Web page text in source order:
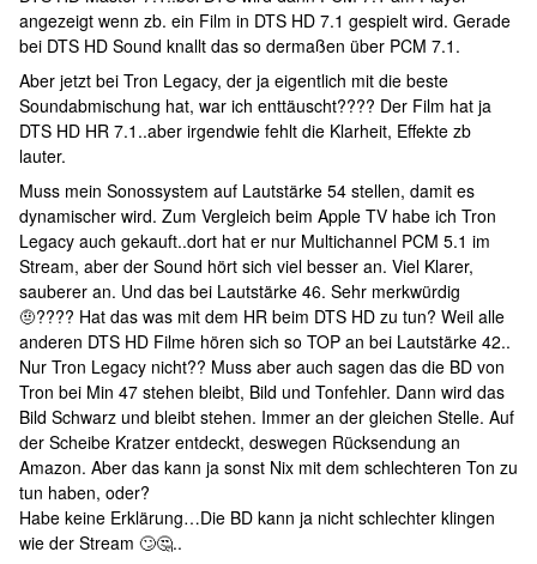
angezeigt wenn zb. ein Film in DTS HD 7.1 gespielt wird. Gerade
bei DTS HD Sound knallt das so dermaßen über PCM 7.1.
Aber jetzt bei Tron Legacy, der ja eigentlich mit die beste
Soundabmischung hat, war ich enttäuscht???? Der Film hat ja
DTS HD HR 7.1..aber irgendwie fehlt die Klarheit, Effekte zb
lauter.
Muss mein Sonossystem auf Lautstärke 54 stellen, damit es
dynamischer wird. Zum Vergleich beim Apple TV habe ich Tron
Legacy auch gekauft..dort hat er nur Multichannel PCM 5.1 im
Stream, aber der Sound hört sich viel besser an. Viel Klarer,
sauberer an. Und das bei Lautstärke 46. Sehr merkwürdig
🤨???? Hat das was mit dem HR beim DTS HD zu tun? Weil alle
anderen DTS HD Filme hören sich so TOP an bei Lautstärke 42..
Nur Tron Legacy nicht?? Muss aber auch sagen das die BD von
Tron bei Min 47 stehen bleibt, Bild und Tonfehler. Dann wird das
Bild Schwarz und bleibt stehen. Immer an der gleichen Stelle. Auf
der Scheibe Kratzer entdeckt, deswegen Rücksendung an
Amazon. Aber das kann ja sonst Nix mit dem schlechteren Ton zu
tun haben, oder?
Habe keine Erklärung…Die BD kann ja nicht schlechter klingen
wie der Stream 🙄🤔..